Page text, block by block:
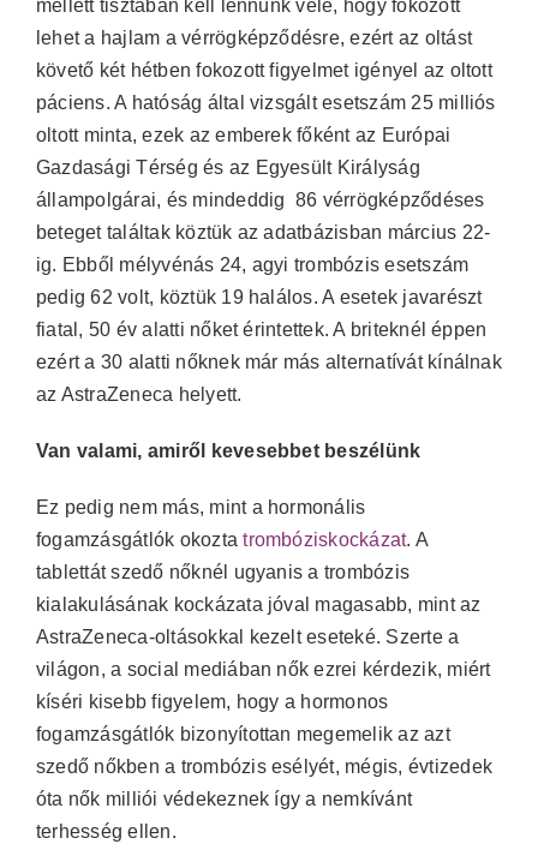
mellett tisztában kell lennünk vele, hogy fokozott
lehet a hajlam a vérrögképződésre, ezért az oltást
követő két hétben fokozott figyelmet igényel az oltott
páciens. A hatóság által vizsgált esetszám 25 milliós
oltott minta, ezek az emberek főként az Európai
Gazdasági Térség és az Egyesült Királyság
állampolgárai, és mindeddig 86 vérrögképződéses
beteget találtak köztük az adatbázisban március 22-
ig. Ebből mélyvénás 24, agyi trombózis esetszám
pedig 62 volt, köztük 19 halálos. A esetek javarészt
fiatal, 50 év alatti nőket érintettek. A briteknél éppen
ezért a 30 alatti nőknek már más alternatívát kínálnak
az AstraZeneca helyett.
Van valami, amiről kevesebbet beszélünk
Ez pedig nem más, mint a hormonális
fogamzásgátlók okoztatrombóziskockázat. A
tablettát szedő nőknél ugyanis a trombózis
kialakulásának kockázata jóval magasabb, mint az
AstraZeneca-oltásokkal kezelt eseteké. Szerte a
világon, a social mediában nők ezrei kérdezik, miért
kíséri kisebb figyelem, hogy a hormonos
fogamzásgátlók bizonyítottan megemelik az azt
szedő nőkben a trombózis esélyét, mégis, évtizedek
óta nők milliói védekeznek így a nemkívánt
terhesség ellen.